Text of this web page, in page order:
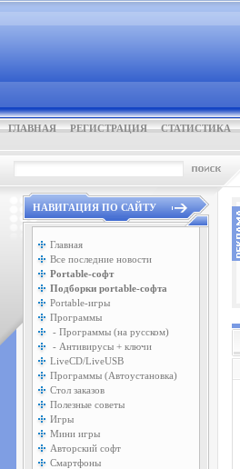
ГЛАВНАЯ РЕГИСТРАЦИЯ СТАТИСТИКА
НАВИГАЦИЯ ПО САЙТУ
Главная
Все последние новости
Portable-софт
Подборки portable-софта
Portable-игры
Программы
- Программы (на русском)
- Антивирусы + ключи
LiveCD/LiveUSB
Программы (Автоустановка)
Стол заказов
Полезные советы
Игры
Мини игры
Авторский софт
Смартфоны